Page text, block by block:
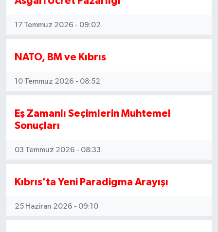
17 Temmuz 2026 - 09:02
NATO, BM ve Kıbrıs
10 Temmuz 2026 - 08:52
Eş Zamanlı Seçimlerin Muhtemel
Sonuçları
03 Temmuz 2026 - 08:33
Kıbrıs'ta Yeni Paradigma Arayışı
25 Haziran 2026 - 09:10